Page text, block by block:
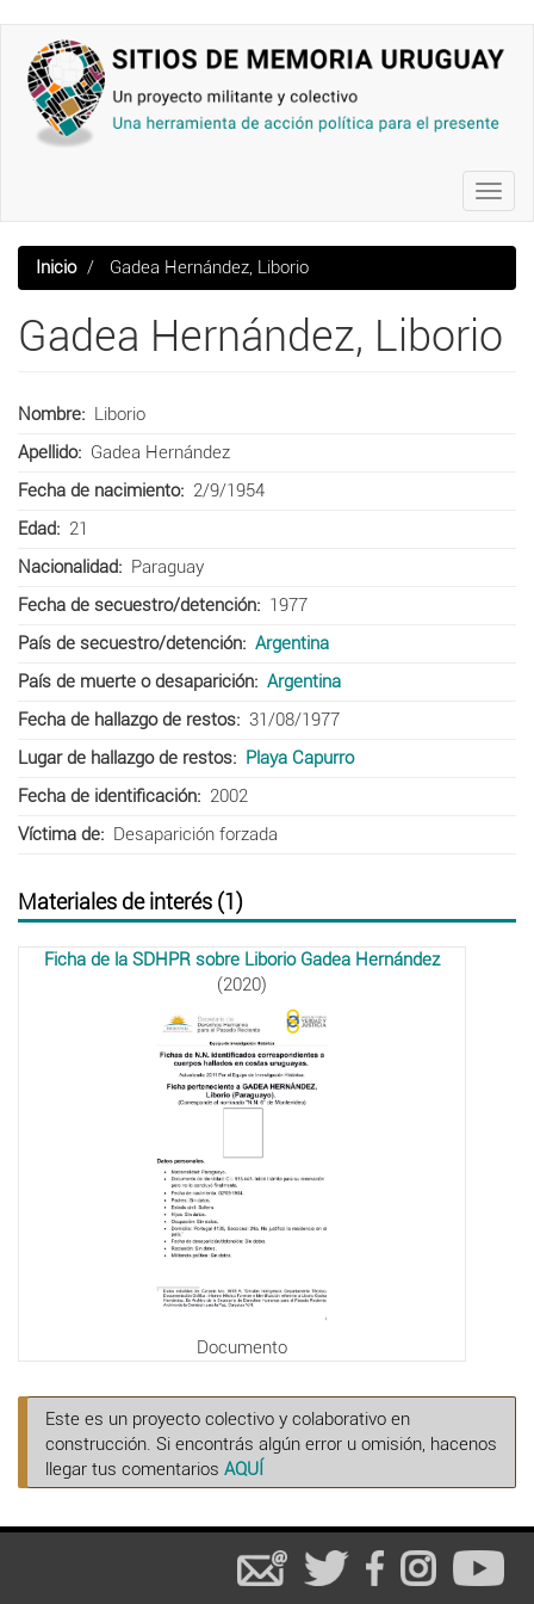
contenido
principal
Inicio Gadea Hernández, Liborio
Gadea Hernández, Liborio
Nombre
Liborio
Apellido
Gadea Hernández
Fecha de nacimiento
2/9/1954
Edad
21
Nacionalidad
Paraguay
Fecha de secuestro/detención
1977
País de secuestro/detención
Argentina
País de muerte o desaparición
Argentina
Fecha de hallazgo de restos
31/08/1977
Lugar de hallazgo de restos
Playa Capurro
Fecha de identificación
2002
Víctima de
Desaparición forzada
Materiales de interés (1)
Ficha de la SDHPR sobre Liborio Gadea Hernández
(2020)
Documento
Este es un proyecto colectivo y colaborativo en
construcción. Si encontrás algún error u omisión, hacenos
llegar tus comentarios AQUÍ